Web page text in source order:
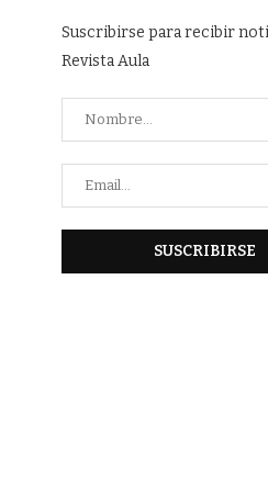
Suscribirse para recibir
Revista Aula